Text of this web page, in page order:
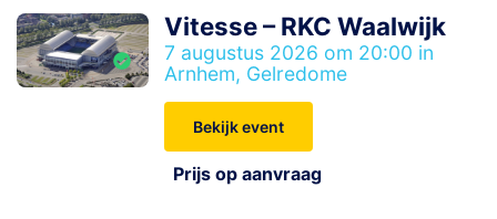
Vitesse – RKC Waalwijk
7 augustus 2026 om 20:00 in
Arnhem, Gelredome
Bekijk event
Prijs op aanvraag